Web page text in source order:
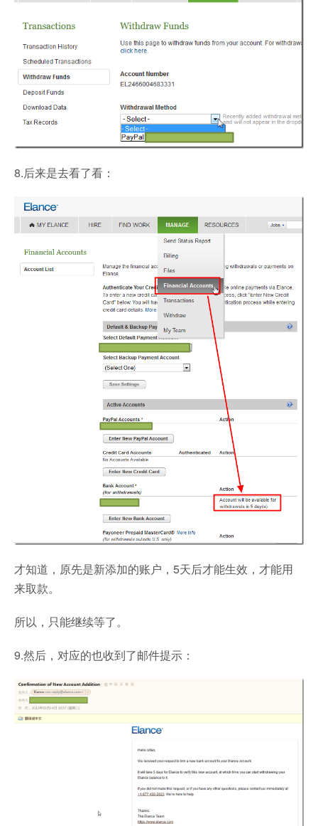
8.后来是去看了看：
才知道，原先是新添加的账户，5天后才能生效，才能用
来取款。
所以，只能继续等了。
9.然后，对应的也收到了邮件提示：